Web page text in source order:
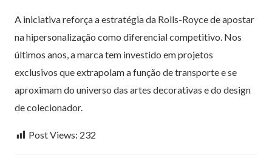
A iniciativa reforça a estratégia da Rolls-Royce de apostar
na hipersonalização como diferencial competitivo. Nos
últimos anos, a marca tem investido em projetos
exclusivos que extrapolam a função de transporte e se
aproximam do universo das artes decorativas e do design
de colecionador.
Post Views: 232